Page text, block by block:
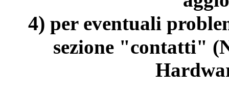
4) per eventuali
sezione "contatti"